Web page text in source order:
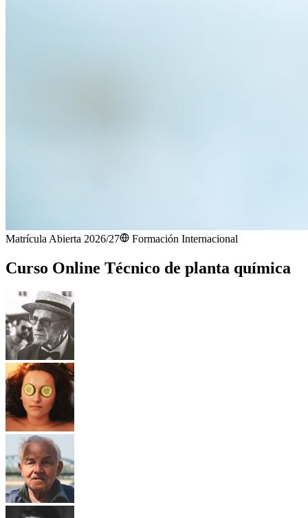
Matrícula Abierta 2026/27 Formación Internacional
Curso Online Técnico de planta química